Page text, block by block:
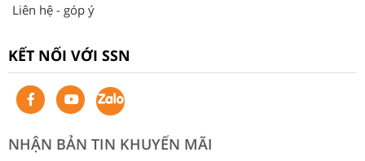
Liên hệ - góp ý
KẾT NỐI VỚI SSN
NHẬN BẢN TIN KHUYẾN MÃI